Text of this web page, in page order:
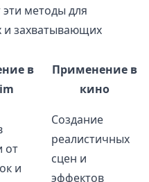
эти методы для
и захватывающих
в
Применение в
кино
от
и
Создание
реалистичных
сцен и
эффектов